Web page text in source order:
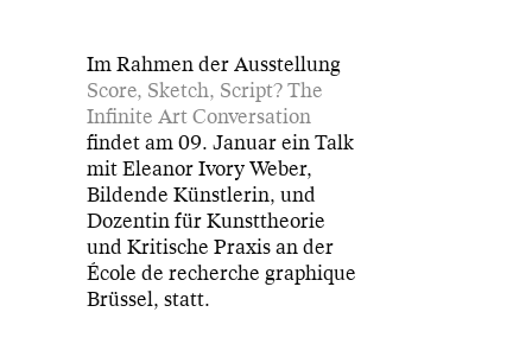
Im Rahmen der Ausstellung
Score, Sketch, Script? The
Infinite Art Conversation
findet am 09. Januar ein Talk
mit Eleanor Ivory Weber,
Bildende Künstlerin, und
Dozentin für Kunsttheorie
und Kritische Praxis an der
École de recherche graphique
Brüssel, statt.